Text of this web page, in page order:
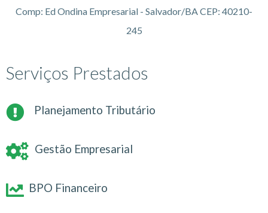
Comp: Ed Ondina Empresarial - Salvador/BA CEP: 40210-
245
Serviços Prestados
Planejamento Tributário
Gestão Empresarial
BPO Financeiro